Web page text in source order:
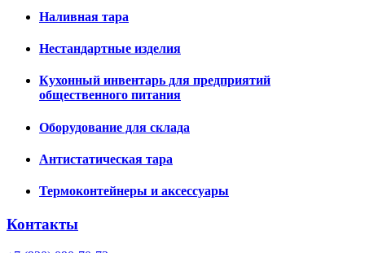
Наливная тара
Нестандартные изделия
Кухонный инвентарь для предприятий
общественного питания
Оборудование для склада
Антистатическая тара
Термоконтейнеры и аксессуары
Контакты